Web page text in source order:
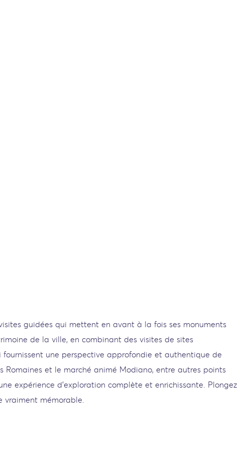
guidées qui mettent en avant à la fois ses monuments
de la ville, en combinant des visites de sites
une perspective approfondie et authentique de
Romaines et le marché animé Modiano, entre autres points
expérience d’exploration complète et enrichissante. Plongez
vraiment mémorable.